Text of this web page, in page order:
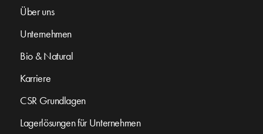
Über uns
Unternehmen
Bio & Natural
Karriere
CSR Grundlagen
Lagerlösungen für Unternehmen